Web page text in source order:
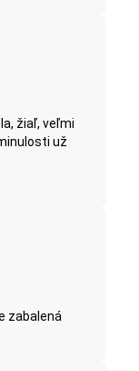
žiaľ, veľmi
už
zabalená